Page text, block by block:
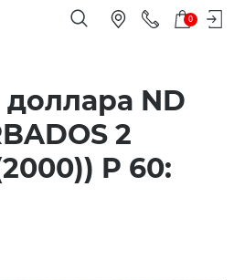
0
ND
2
P 60: